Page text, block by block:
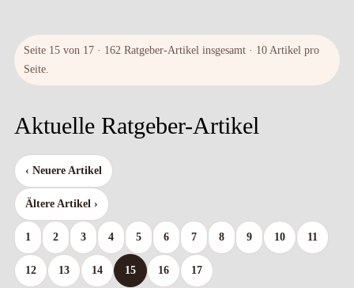
Seite 15 von 17 · 162 Ratgeber-Artikel insgesamt · 10 Artikel pro
Seite.
Aktuelle Ratgeber-Artikel
‹ Neuere Artikel
1 2 3 4 5 6 7 8 9 10 11
12 13 14 15 16 17
Ältere Artikel ›